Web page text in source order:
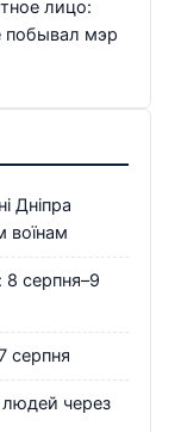
лицо:
побывал мэр
Дніпра
воїнам
8 серпня–9
серпня
людей через